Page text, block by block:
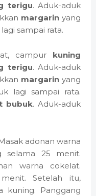
terigu. Aduk-aduk
margarin yang
sampai rata.
campur kuning
terigu. Aduk-aduk
margarin yang
lagi sampai rata.
bubuk. Aduk-aduk
adonan warna
selama 25 menit.
warna cokelat.
Setelah itu,
kuning. Panggang